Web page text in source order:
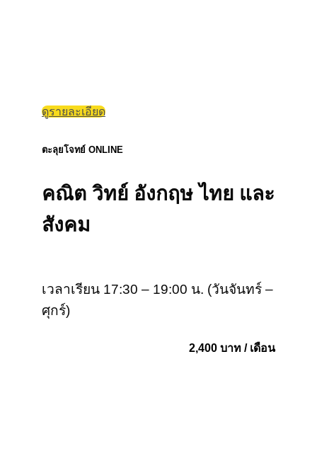
ดูรายละเอียด
ตะลุยโจทย์ ONLINE
คณิต วิทย์ อังกฤษ ไทย และ
สังคม
เวลาเรียน 17:30 – 19:00 น. (วันจันทร์ –
ศุกร์)
2,400 บาท / เดือน